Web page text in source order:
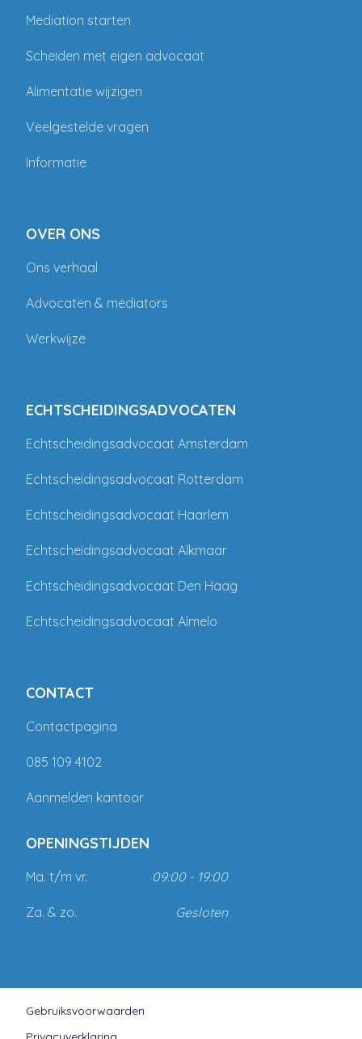
Mediation starten
Scheiden met eigen advocaat
Alimentatie wijzigen
Veelgestelde vragen
Informatie
OVER ONS
Ons verhaal
Advocaten & mediators
Werkwijze
ECHTSCHEIDINGSADVOCATEN
Echtscheidingsadvocaat Amsterdam
Echtscheidingsadvocaat Rotterdam
Echtscheidingsadvocaat Haarlem
Echtscheidingsadvocaat Alkmaar
Echtscheidingsadvocaat Den Haag
Echtscheidingsadvocaat Almelo
CONTACT
Contactpagina
085 109 4102
Aanmelden kantoor
OPENINGSTIJDEN
Ma. t/m vr. 09:00 - 19:00
Za. & zo. Gesloten
Gebruiksvoorwaarden